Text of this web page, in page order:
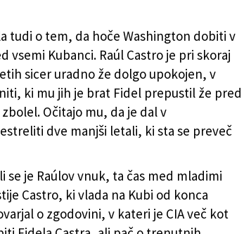
tudi o tem, da hoče Washington dobiti v
vsemi Kubanci. Raúl Castro je pri skoraj
sicer uradno že dolgo upokojen, v
ki mu jih je brat Fidel prepustil že pred
Očitajo mu, da je dal v
dve manjši letali, ki sta se preveč
se je Raúlov vnuk, ta čas med mladimi
Castro, ki vlada na Kubi od konca
o zgodovini, v kateri je CIA več kot